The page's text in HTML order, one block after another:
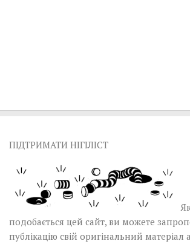
ПІДТРИМАТИ НІГІЛІСТ
подобається цей сайт, ви можете
публікацію свій оригінальний матеріал